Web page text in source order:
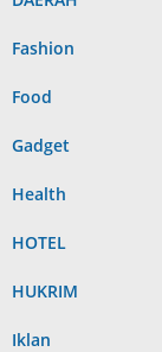
Fashion
Food
Gadget
Health
HOTEL
HUKRIM
Iklan